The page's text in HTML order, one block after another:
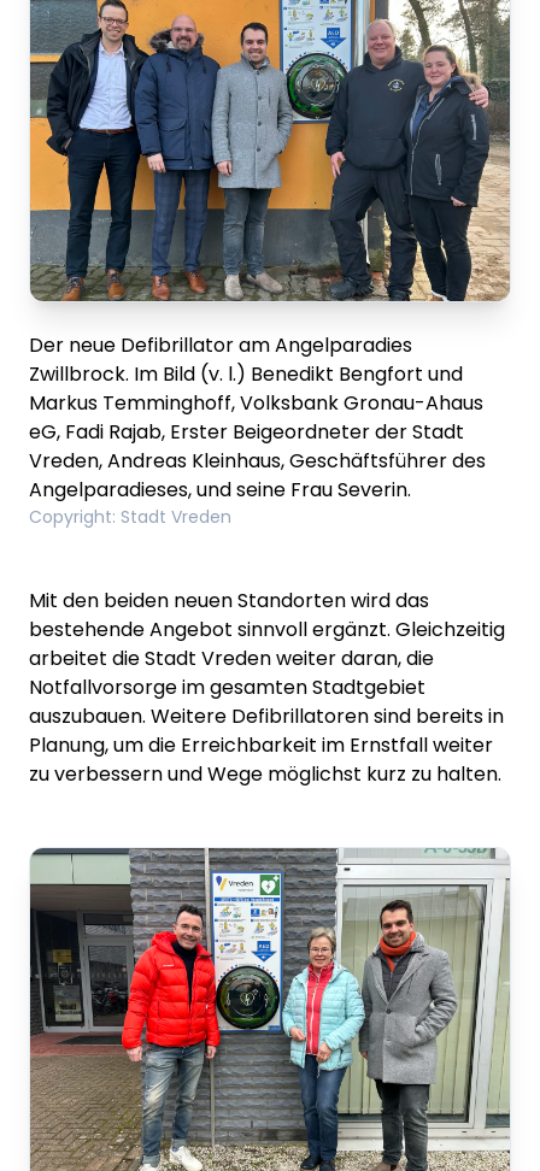
Der neue Defibrillator am Angelparadies
Zwillbrock. Im Bild (v. l.) Benedikt Bengfort und
Markus Temminghoff, Volksbank Gronau-Ahaus
eG, Fadi Rajab, Erster Beigeordneter der Stadt
Vreden, Andreas Kleinhaus, Geschäftsführer des
Angelparadieses, und seine Frau Severin.
Copyright: Stadt Vreden
Mit den beiden neuen Standorten wird das
bestehende Angebot sinnvoll ergänzt. Gleichzeitig
arbeitet die Stadt Vreden weiter daran, die
Notfallvorsorge im gesamten Stadtgebiet
auszubauen. Weitere Defibrillatoren sind bereits in
Planung, um die Erreichbarkeit im Ernstfall weiter
zu verbessern und Wege möglichst kurz zu halten.